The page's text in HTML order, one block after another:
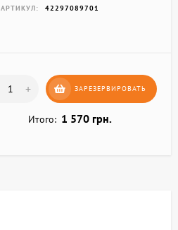
АРТИКУЛ: 42297089701
+ ЗАРЕЗЕРВИРОВАТЬ
Итого: 1 570 грн.